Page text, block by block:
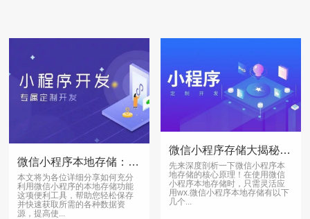
微信小程序本地存储：轻松保存数据，提高使用效率
本文将为各位详细分享如何充分
利用微信小程序的本地存储功能
这项便利工具，帮助您轻松保存
并快速获取所需的各种数据资
源，提高使...
微信小程序存储大揭秘：本地VS传统，速率对比惊人
先来深度剖析一下微信小程序本
地存储的核心原理！在使用微信
小程序本地存储时，只需灵活应
用wx.微信小程序本地存储有以下
几个...